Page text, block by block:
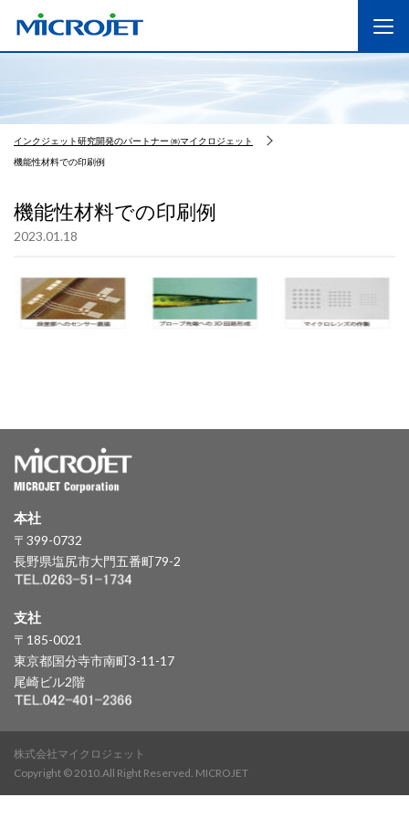
インクジェット研究開発のパートナー ㈱マイクロジェット
機能性材料での印刷例
機能性材料での印刷例
2023.01.18
本社
〒399-0732
長野県塩尻市大門五番町79-2
支社
〒185-0021
東京都国分寺市南町3-11-17
尾崎ビル2階
株式会社マイクロジェット
Copyright © 2010.All Right Reserved. MICROJET